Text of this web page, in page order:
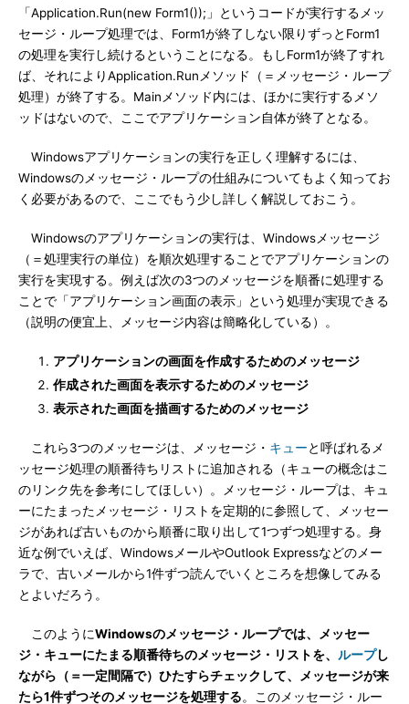
「Application.Run(new Form1());」というコードが実行するメッ
セージ・ループ処理では、Form1が終了しない限りずっとForm1
の処理を実行し続けるということになる。もしForm1が終了すれ
ば、それによりApplication.Runメソッド（＝メッセージ・ループ
処理）が終了する。Mainメソッド内には、ほかに実行するメソ
ッドはないので、ここでアプリケーション自体が終了となる。
Windowsアプリケーションの実行を正しく理解するには、
Windowsのメッセージ・ループの仕組みについてもよく知ってお
く必要があるので、ここでもう少し詳しく解説しておこう。
Windowsのアプリケーションの実行は、Windowsメッセージ
（＝処理実行の単位）を順次処理することでアプリケーションの
実行を実現する。例えば次の3つのメッセージを順番に処理する
ことで「アプリケーション画面の表示」という処理が実現できる
（説明の便宜上、メッセージ内容は簡略化している）。
アプリケーションの画面を作成するためのメッセージ
作成された画面を表示するためのメッセージ
表示された画面を描画するためのメッセージ
これら3つのメッセージは、メッセージ・ キューと呼ばれるメ
ッセージ処理の順番待ちリストに追加される（キューの概念はこ
のリンク先を参考にしてほしい）。メッセージ・ループは、キュ
ーにたまったメッセージ・リストを定期的に参照して、メッセー
ジがあれば古いものから順番に取り出して1つずつ処理する。身
近な例でいえば、WindowsメールやOutlook Expressなどのメー
ラで、古いメールから1件ずつ読んでいくところを想像してみる
とよいだろう。
このようにWindowsのメッセージ・ループでは、メッセー
ジ・キューにたまる順番待ちのメッセージ・リストを、 ループし
ながら（＝一定間隔で）ひたすらチェックして、メッセージが来
たら1件ずつそのメッセージを処理する。このメッセージ・ルー